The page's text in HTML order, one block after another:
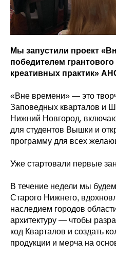
Мы запустили проект
победителем
креативных практик»
«Вне времени» — это
Заповедных кварталов
Нижний Новгород,
для студентов Вышки и
программу для всех
Уже стартовали первые
В течение недели мы
Старого Нижнего,
наследием городов
архитектуру — чтобы
код Кварталов и создать
продукции и мерча на